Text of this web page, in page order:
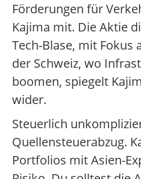
Förderungen für
Kajima mit. Die Aktie
Tech-Blase, mit Fokus
der Schweiz, wo
boomen, spiegelt
wider.
Steuerlich
Quellensteuerabzug.
Portfolios mit Asien-